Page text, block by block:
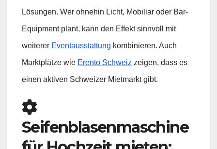
Lösungen. Wer ohnehin Licht, Mobiliar oder Bar-
Equipment plant, kann den Effekt sinnvoll mit
weiterer Eventausstattung kombinieren. Auch
Marktplätze wie Erento Schweiz zeigen, dass es
einen aktiven Schweizer Mietmarkt gibt.
Seifenblasenmaschine